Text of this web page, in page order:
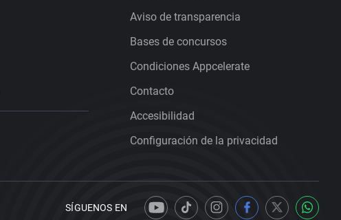
Aviso de transparencia
Bases de concursos
Condiciones Appcelerate
Contacto
Accesibilidad
Configuración de la privacidad
SÍGUENOS EN